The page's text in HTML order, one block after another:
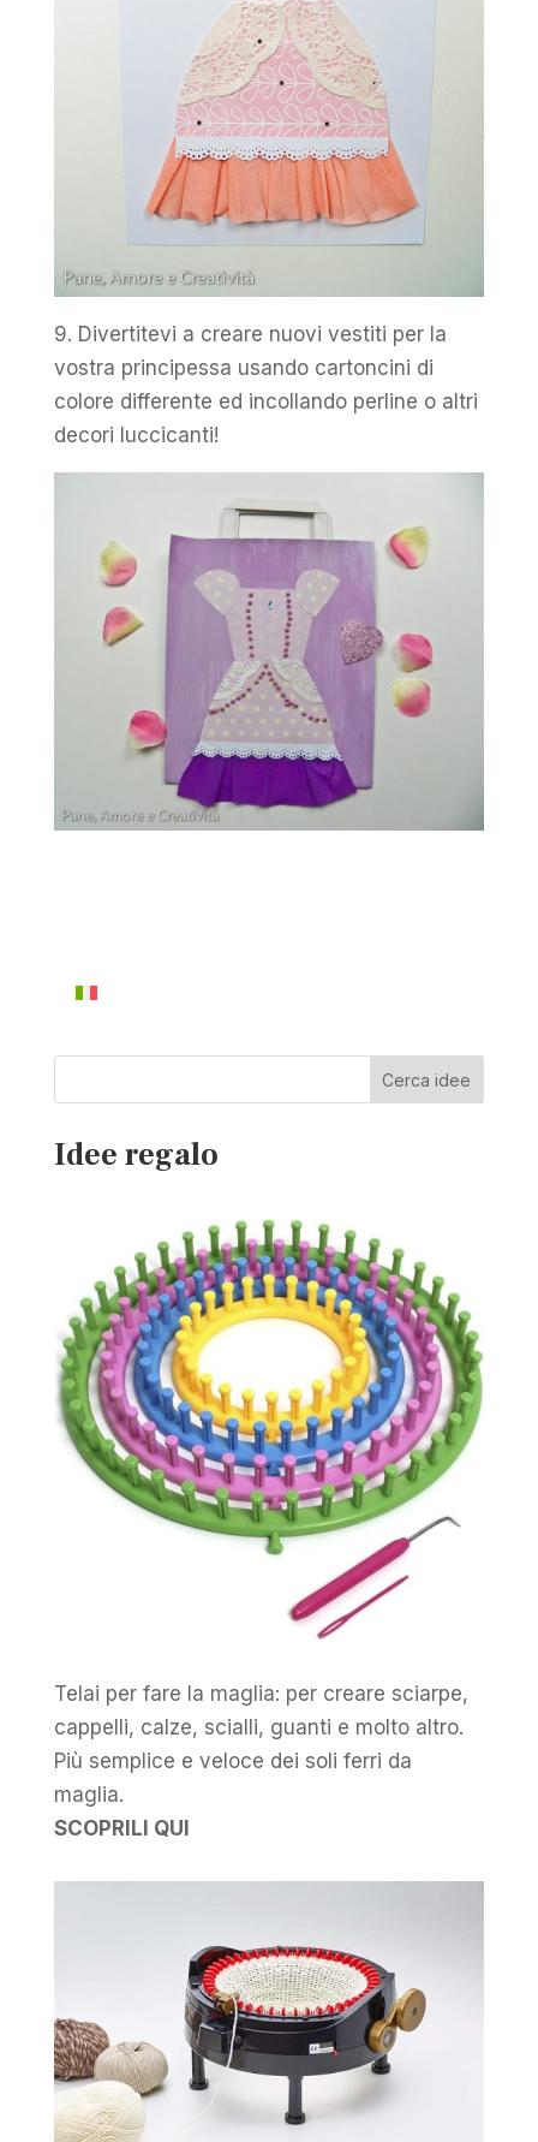
9. Divertitevi a creare nuovi vestiti per la
vostra principessa usando cartoncini di
colore differente ed incollando perline o altri
decori luccicanti!
Cerca idee
Idee regalo
Telai per fare la maglia: per creare sciarpe,
cappelli, calze, scialli, guanti e molto altro.
Più semplice e veloce dei soli ferri da
maglia.
SCOPRILI QUI